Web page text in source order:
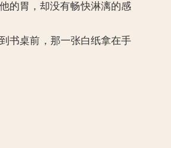
的胃，却没有畅快淋漓的感
书桌前，那一张白纸拿在手